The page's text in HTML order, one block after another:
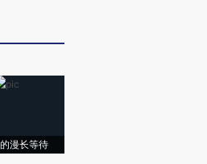
漫长等待